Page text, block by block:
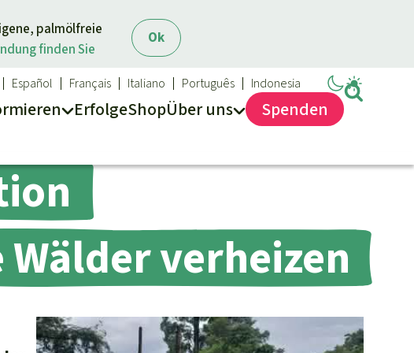
Ok
palmölfreie
finden Sie
rmieren ErfolgeShopÜberuns
Español Français Italiano Português Indonesia
Spenden
verheizen